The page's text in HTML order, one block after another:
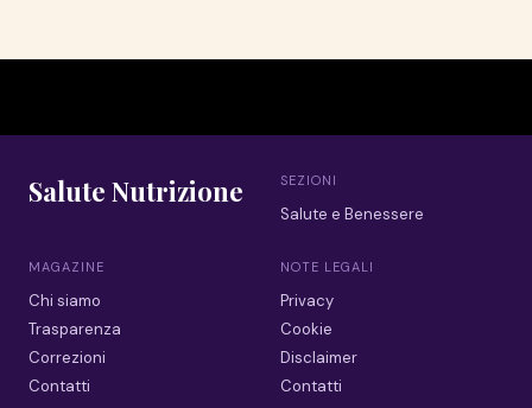
Salute Nutrizione SEZIONI
Salute e Benessere
MAGAZINE
Chi siamo
Trasparenza
Correzioni
Contatti
NOTE LEGALI
Privacy
Cookie
Disclaimer
Contatti